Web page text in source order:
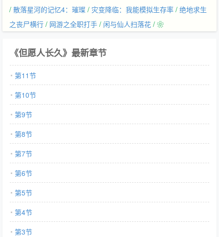
/ 散落星河的记忆4：璀璨 / 灾变降临：我能模拟生存率 / 绝地求生
之丧尸横行 / 网游之全职打手 / 闲与仙人扫落花 / ❀
《但愿人长久》最新章节
第11节
第10节
第9节
第8节
第7节
第6节
第5节
第4节
第3节